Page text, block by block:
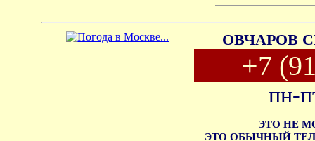
ОВЧАРОВ
+7
пн-
ЭТО НЕ
ЭТО ОБЫЧНЫЙ